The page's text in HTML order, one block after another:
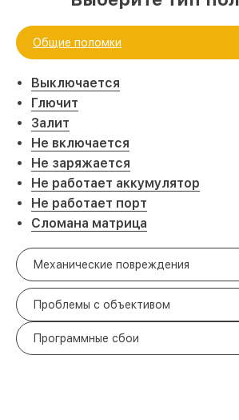
Общие поломки
Выключается
Глючит
Залит
Не включается
Не заряжается
Не работает аккумулятор
Не работает порт
Сломана матрица
Механические повреждения
Проблемы с объективом
Программные сбои